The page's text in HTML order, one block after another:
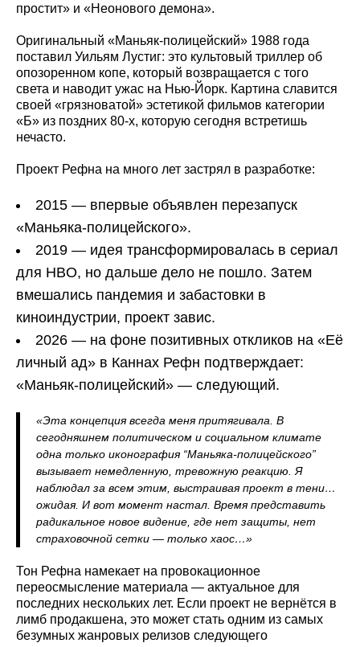
простит» и «Неонового демона».
Оригинальный «Маньяк-полицейский» 1988 года
поставил Уильям Лустиг: это культовый триллер об
опозоренном копе, который возвращается с того
света и наводит ужас на Нью-Йорк. Картина славится
своей «грязноватой» эстетикой фильмов категории
«Б» из поздних 80-х, которую сегодня встретишь
нечасто.
Проект Рефна на много лет застрял в разработке:
2015 — впервые объявлен перезапуск
«Маньяка-полицейского».
2019 — идея трансформировалась в сериал
для HBO, но дальше дело не пошло. Затем
вмешались пандемия и забастовки в
киноиндустрии, проект завис.
2026 — на фоне позитивных откликов на «Её
личный ад» в Каннах Рефн подтверждает:
«Маньяк-полицейский» — следующий.
«Эта концепция всегда меня притягивала. В
сегодняшнем политическом и социальном климате
одна только иконография “Маньяка-полицейского”
вызывает немедленную, тревожную реакцию. Я
наблюдал за всем этим, выстраивая проект в тени…
ожидая. И вот момент настал. Время представить
радикальное новое видение, где нет защиты, нет
страховочной сетки — только хаос…»
Тон Рефна намекает на провокационное
переосмысление материала — актуальное для
последних нескольких лет. Если проект не вернётся в
лимб продакшена, это может стать одним из самых
безумных жанровых релизов следующего